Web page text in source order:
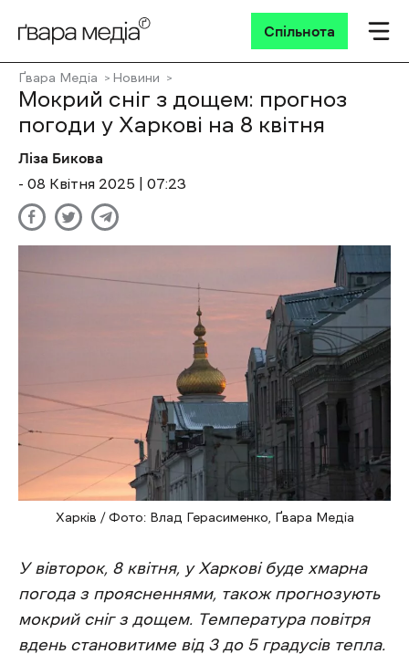
Спільнота
Ґвара Медіа Новини
Мокрий сніг з дощем: прогноз
погоди у Харкові на 8 квітня
Ліза Бикова
- 08 Квітня 2025 | 07:23
Харків / Фото: Влад Герасименко, Ґвара Медіа
У вівторок, 8 квітня, у Харкові буде хмарна
погода з проясненнями, також прогнозують
мокрий сніг з дощем. Температура повітря
вдень становитиме від 3 до 5 градусів тепла.